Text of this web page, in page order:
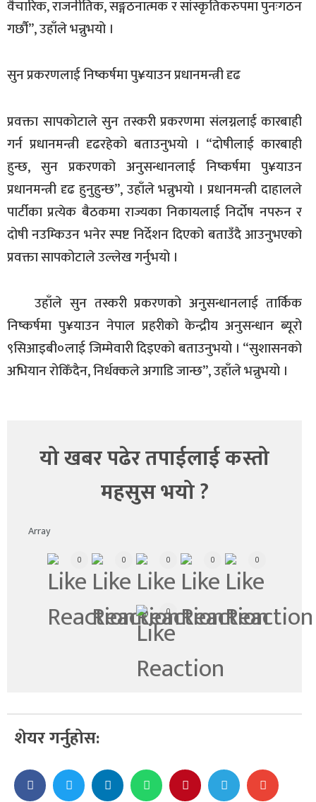
वैचारिक, राजनीतिक, सङ्गठनात्मक र सांस्कृतिकरुपमा पुनःगठन
गर्छौ”, उहाँले भन्नुभयो ।
सुन प्रकरणलाई निष्कर्षमा पु¥याउन प्रधानमन्त्री दृढ
प्रवक्ता सापकोटाले सुन तस्करी प्रकरणमा संलग्नलाई कारबाही
गर्न प्रधानमन्त्री दृढरहेको बताउनुभयो । “दोषीलाई कारबाही
हुन्छ, सुन प्रकरणको अनुसन्धानलाई निष्कर्षमा पु¥याउन
प्रधानमन्त्री दृढ हुनुहुन्छ”, उहाँले भन्नुभयो । प्रधानमन्त्री दाहालले
पार्टीका प्रत्येक बैठकमा राज्यका निकायलाई निर्दोष नपरुन र
दोषी नउम्किउन भनेर स्पष्ट निर्देशन दिएको बताउँदै आउनुभएको
प्रवक्ता सापकोटाले उल्लेख गर्नुभयो ।
उहाँले सुन तस्करी प्रकरणको अनुसन्धानलाई तार्किक
निष्कर्षमा पु¥याउन नेपाल प्रहरीको केन्द्रीय अनुसन्धान ब्यूरो
९सिआइबी०लाई जिम्मेवारी दिइएको बताउनुभयो । “सुशासनको
अभियान रोकिँदैन, निर्धक्कले अगाडि जान्छ”, उहाँले भन्नुभयो ।
यो खबर पढेर तपाईलाई कस्तो
महसुस भयो ?
Array
0 0 0 0 0
0
शेयर गर्नुहोस: